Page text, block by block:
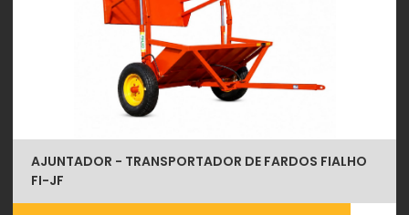
AJUNTADOR - TRANSPORTADOR DE FARDOS FIALHO
FI-JF